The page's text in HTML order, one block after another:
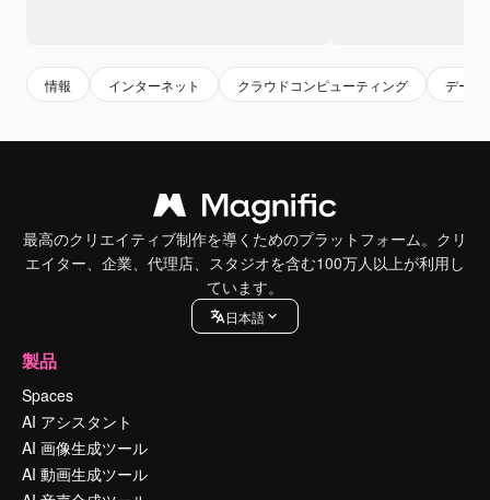
情報 インターネット クラウドコンピューティング データ
最高のクリエイティブ制作を導くためのプラットフォーム。クリ
エイター、企業、代理店、スタジオを含む100万人以上が利用し
ています。
日本語
製品
Spaces
AI アシスタント
AI 画像生成ツール
AI 動画生成ツール